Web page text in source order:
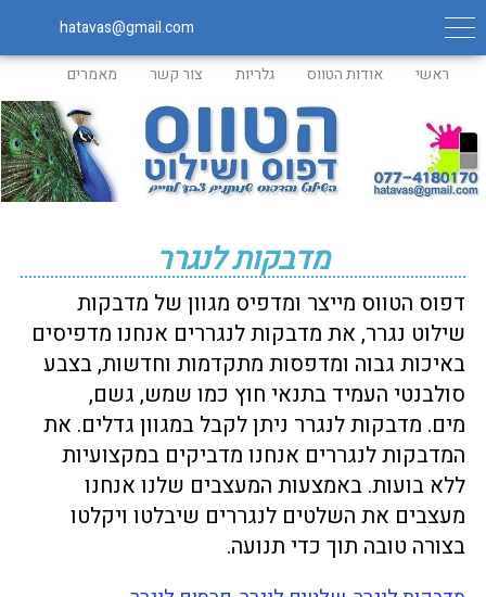
ראשי אודות הטווס גלריות צור קשר מאמרים
מדבקות לנגרר
דפוס הטווס מייצר ומדפיס מגוון של מדבקות
שילוט נגרר, את מדבקות לנגררים אנחנו מדפיסים
באיכות גבוה ומדפסות מתקדמות וחדשות, בצבע
סולבנטי העמיד בתנאי חוץ כמו שמש, גשם,
מים. מדבקות לנגרר ניתן לקבל במגוון גדלים. את
המדבקות לנגררים אנחנו מדביקים במקצועיות
ללא בועות. באמצעות המעצבים שלנו אנחנו
מעצבים את השלטים לנגררים שיבלטו ויקלטו
בצורה טובה תוך כדי תנועה.
hatavas@gmail.com